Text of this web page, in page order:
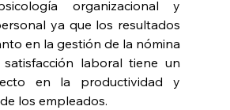
organizacional y
ya que los resultados
en la gestión de la nómina
laboral tiene un
en la productividad y
los empleados.